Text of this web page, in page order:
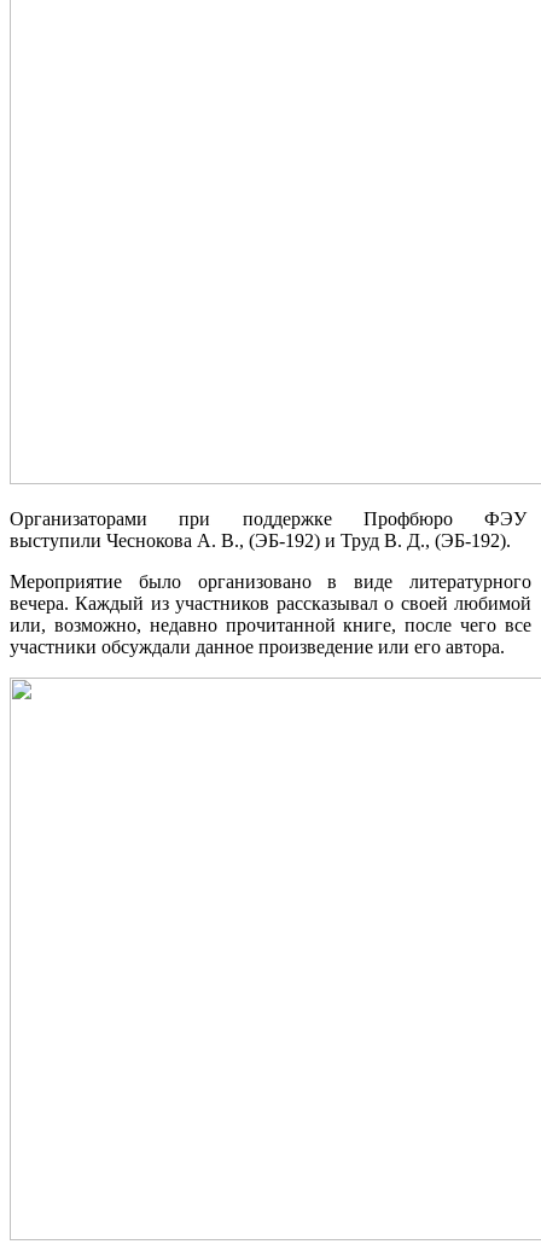
Организаторами при поддержке Профбюро ФЭУ
выступили Чеснокова А. В., (ЭБ-192) и Труд В. Д., (ЭБ-192).
Мероприятие было организовано в виде литературного
вечера. Каждый из участников рассказывал о своей любимой
или, возможно, недавно прочитанной книге, после чего все
участники обсуждали данное произведение или его автора.